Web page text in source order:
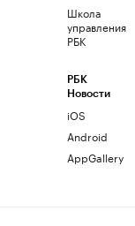
Школа
управления
РБК
РБК
Новости
iOS
Android
AppGallery